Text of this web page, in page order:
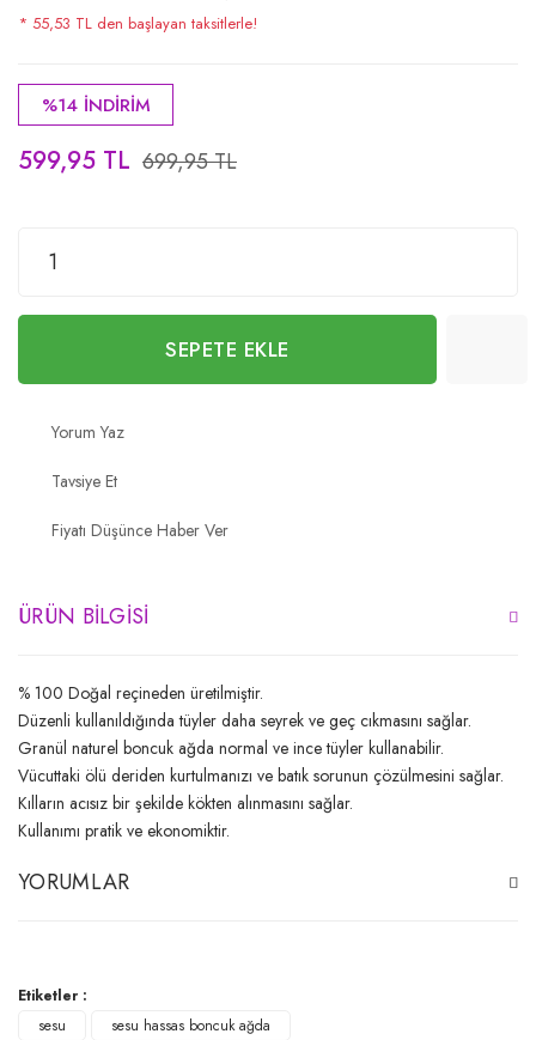
* 55,53 TL den başlayan taksitlerle!
%14 İNDİRİM
599,95 TL 699,95 TL
SEPETE EKLE
Yorum Yaz
Tavsiye Et
Fiyatı Düşünce Haber Ver
ÜRÜN BILGISI
% 100 Doğal reçineden üretilmiştir.
Düzenli kullanıldığında tüyler daha seyrek ve geç cıkmasını sağlar.
Granül naturel boncuk ağda normal ve ince tüyler kullanabilir.
Vücuttaki ölü deriden kurtulmanızı ve batık sorunun çözülmesini sağlar.
Kılların acısız bir şekilde kökten alınmasını sağlar.
Kullanımı pratik ve ekonomiktir.
YORUMLAR
Etiketler :
sesu
sesu hassas boncuk ağda